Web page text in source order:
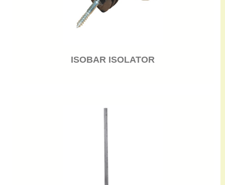
ISOBAR ISOLATOR